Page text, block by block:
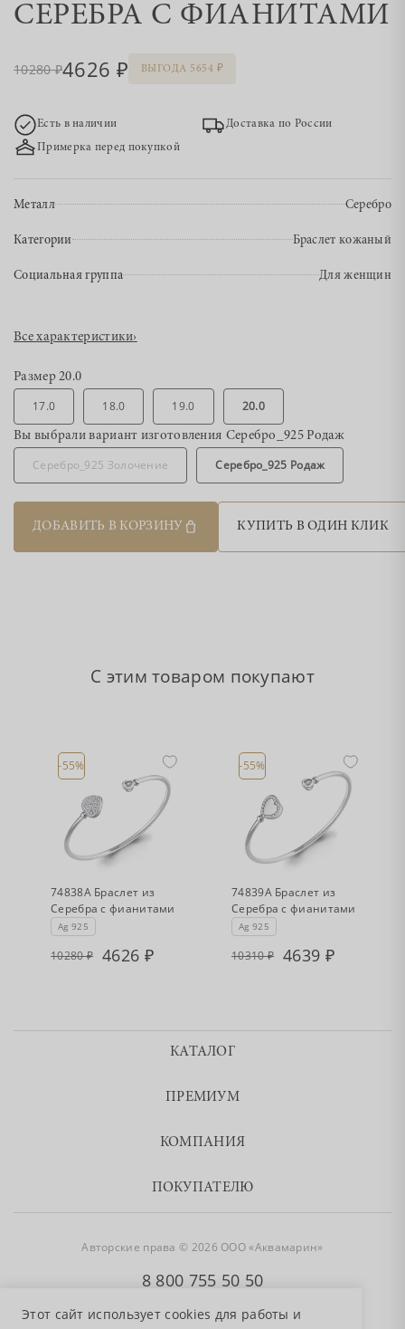
Этот сайт использует cookies для работы и
СЕРЕБРА С ФИАНИТАМИ
10280 4626 ВЫГОДА 5654
Есть в наличии
Доставка по России
Примерка перед покупкой
Металл Серебро
Категории Браслет кожаный
Социальная группа Для женщин
Все характеристики›
Размер20.0
17.0 18.0 19.0 20.0
Вы выбрали вариант изготовления Серебро_925 Родаж
Серебро_925 Золочение Серебро_925 Родаж
ДОБАВИТЬ В КОРЗИНУ КУПИТЬ В ОДИН КЛИК
С этим товаром покупают
-55%
74838А Браслет из
Серебра с фианитами
Ag 925
10280 4626
-55%
74839А Браслет из
Серебра с фианитами
Ag 925
10310 4639
КАТАЛОГ
ПРЕМИУМ
КОМПАНИЯ
ПОКУПАТЕЛЮ
Авторские права © 2026 ООО «Аквамарин»
8 800 755 50 50